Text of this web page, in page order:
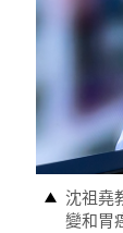
沈祖堯
變和胃